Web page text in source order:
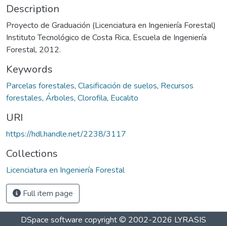
Description
Proyecto de Graduación (Licenciatura en Ingeniería Forestal)
Instituto Tecnológico de Costa Rica, Escuela de Ingeniería
Forestal, 2012.
Keywords
Parcelas forestales, Clasificación de suelos, Recursos
forestales, Árboles, Clorofila, Eucalito
URI
https://hdl.handle.net/2238/3117
Collections
Licenciatura en Ingeniería Forestal
Full item page
DSpace software copyright © 2002-2026 LYRASIS